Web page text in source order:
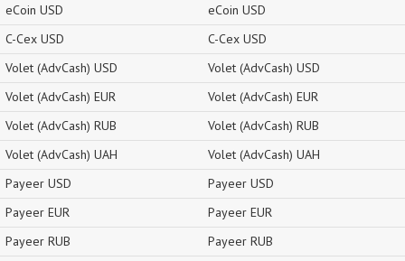
eCoin USD
C-Cex USD
Volet (AdvCash) USD
Volet (AdvCash) EUR
Volet (AdvCash) RUB
Volet (AdvCash) UAH
Payeer USD
Payeer EUR
Payeer RUB
eCoin USD
C-Cex USD
Volet (AdvCash) USD
Volet (AdvCash) EUR
Volet (AdvCash) RUB
Volet (AdvCash) UAH
Payeer USD
Payeer EUR
Payeer RUB